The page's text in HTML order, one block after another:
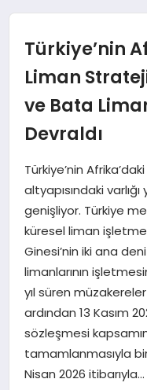
Türkiye’nin
Liman
ve Bata
Devraldı
Türkiye’nin
altyapısındaki
genişliyor. Türkiye
küresel liman
Ginesi’nin iki ana
limanlarının
yıl süren müzakereler
ardından 13 Kasım
sözleşmesi
tamamlanmasıyla
Nisan 2026 itibarıyla…